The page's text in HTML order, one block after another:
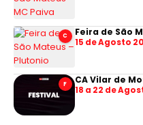
C Feira de São
15 de Agosto
F CA Vilar de
18 a 22 de